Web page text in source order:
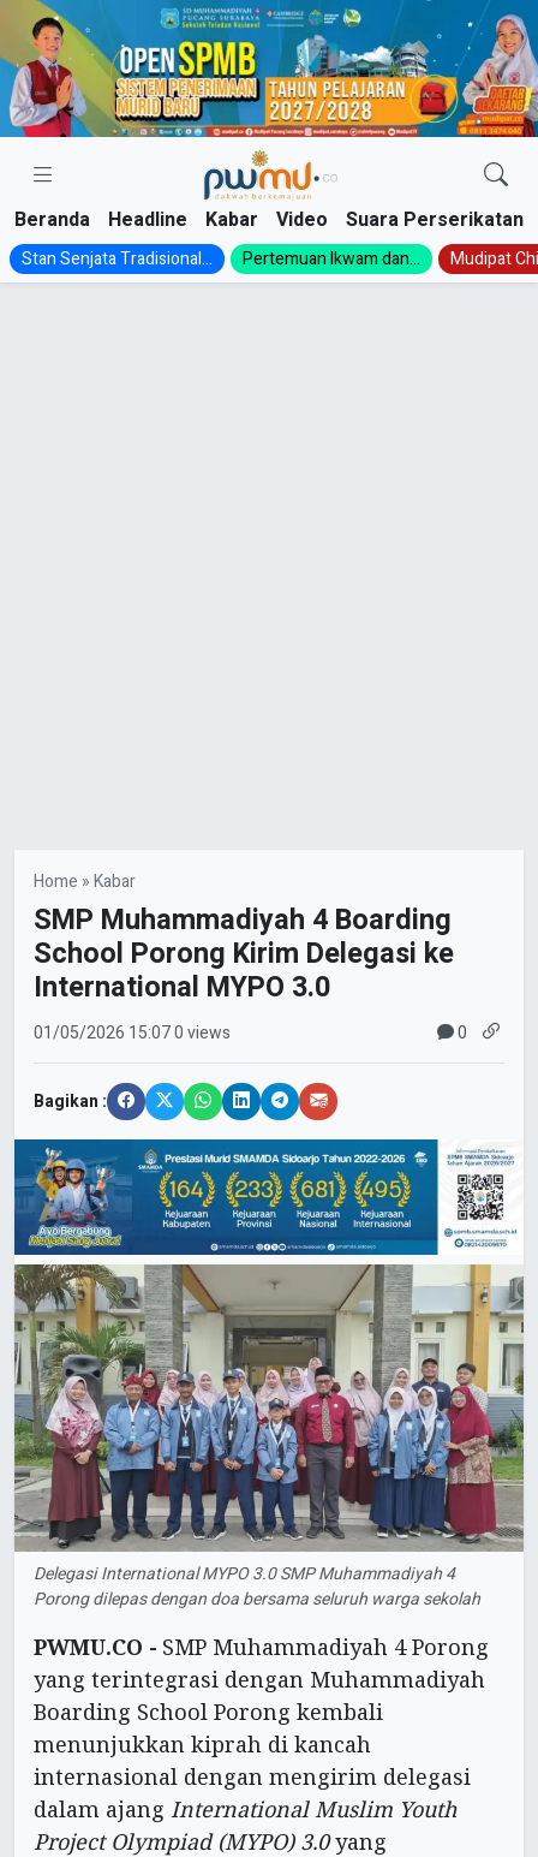
Skip
content
Beranda Headline Kabar Video Suara Perserikatan
Stan Senjata Tradisional... Pertemuan Ikwam dan... Mudipat
Home »Kabar
SMP Muhammadiyah 4 Boarding
School Porong Kirim Delegasi ke
International MYPO 3.0
01/05/2026 15:070 views 0
Bagikan :
Delegasi International MYPO 3.0 SMP Muhammadiyah 4
Porong dilepas dengan doa bersama seluruh warga sekolah
PWMU.CO - SMP Muhammadiyah 4 Porong
yang terintegrasi dengan Muhammadiyah
Boarding School Porong kembali
menunjukkan kiprah di kancah
internasional dengan mengirim delegasi
dalam ajang International Muslim Youth
Project Olympiad (MYPO) 3.0yang